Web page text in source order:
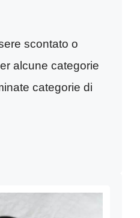
scontato o
alcune categorie
categorie di